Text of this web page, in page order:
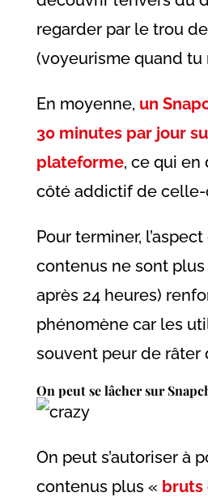
regarder par le trou
(voyeurisme quand tu
En moyenne, un
30 minutes par jour
plateforme, ce qui en
côté addictif de celle-
Pour terminer,
contenus ne sont
après 24 heures)
phénomène car les
souvent peur de râter
On peut se lâcher sur
On peut s’autoriser à
contenus plus « bruts